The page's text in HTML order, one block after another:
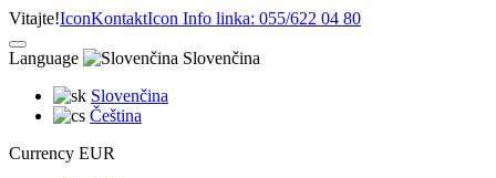
Vitajte!IconKontaktIcon Info linka: 055/622 04 80
Language
Slovenčina
Slovenčina
Čeština
Currency EUR